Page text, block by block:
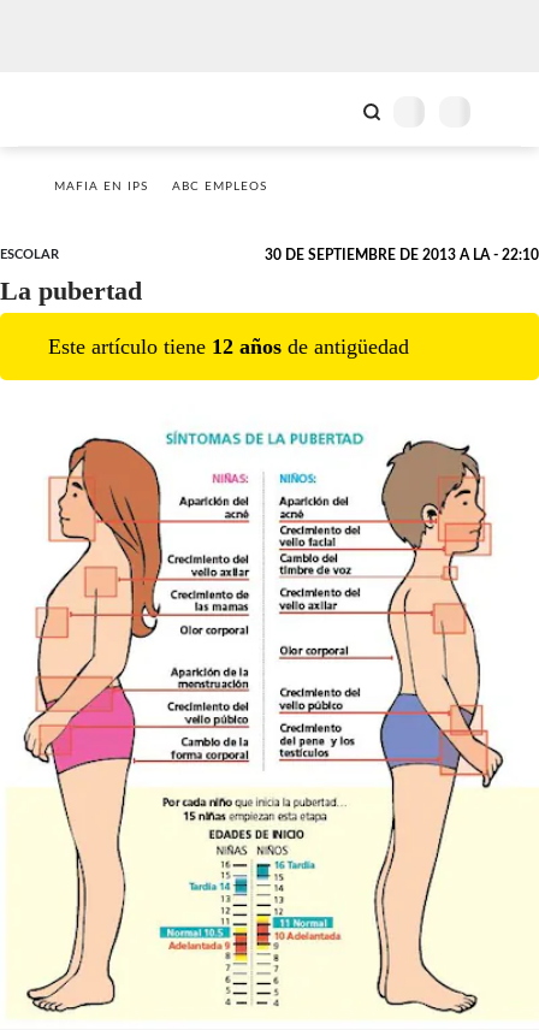
MAFIA EN IPS ABC EMPLEOS
ESCOLAR 30 DE SEPTIEMBRE DE 2013 A LA - 22:10
La pubertad
Este artículo tiene 12 años de antigüedad